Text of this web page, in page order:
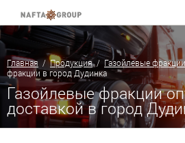
Главная /Продукция/ Газойлевые фракции
фракции в город Дудинка
Газойлевые фракции
доставкой в город